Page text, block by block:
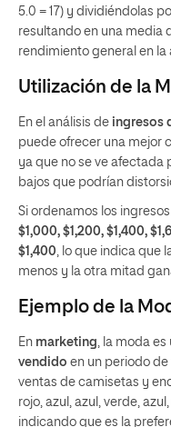
5.0 = 17) y dividiéndolas
resultando en una media
rendimiento general en la
Utilización de la
En el análisis de ingresos
puede ofrecer una mejor
ya que no se ve afectada
bajos que podrían
Si ordenamos los
$1,000, $1,200, $1,400,
$1,400, lo que indica que
menos y la otra mitad
Ejemplo de la
En marketing, la moda es
vendido en un periodo
ventas de camisetas y
rojo, azul, azul, verde,
indicando que es la